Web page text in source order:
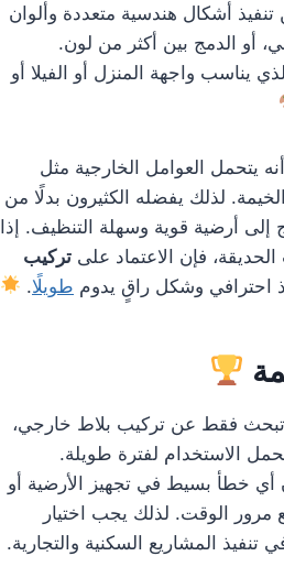
أشكال هندسية متعددة وألوان
أو الدمج بين أكثر من لون.
يناسب واجهة المنزل أو الفيلا أو
يتحمل العوامل الخارجية مثل
لذلك يفضله الكثيرون بدلًا من
إلى أرضية قوية وسهلة التنظيف. إذا
فإن الاعتماد على تركيب
احترافي وشكل راقٍ يدوم طويلًا.
تبحث فقط عن تركيب بلاط خارجي،
الاستخدام لفترة طويلة.
أي خطأ بسيط في تجهيز الأرضية أو
الوقت. لذلك يجب اختيار
المشاريع السكنية والتجارية.